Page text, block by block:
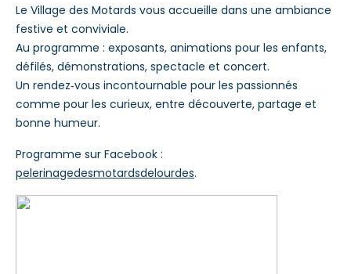
Le Village des Motards vous accueille dans une ambiance
festive et conviviale.
Au programme : exposants, animations pour les enfants,
défilés, démonstrations, spectacle et concert.
Un rendez‑vous incontournable pour les passionnés
comme pour les curieux, entre découverte, partage et
bonne humeur.
Programme sur Facebook :
pelerinagedesmotardsdelourdes.